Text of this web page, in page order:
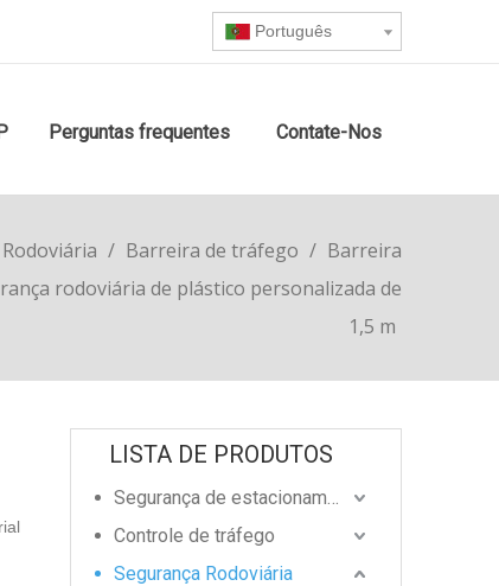
Português
Perguntas frequentes Contate-Nos
/ Barreira de tráfego / Barreira
rodoviária de plástico personalizada de
1,5 m
LISTA DE PRODUTOS
Segurança de estacionamento
Controle de tráfego
Segurança Rodoviária